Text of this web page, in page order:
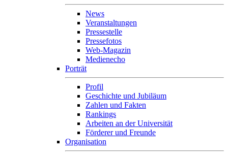
News
Veranstaltungen
Pressestelle
Pressefotos
Web-Magazin
Medienecho
Porträt
Profil
Geschichte und Jubiläum
Zahlen und Fakten
Rankings
Arbeiten an der Universität
Förderer und Freunde
Organisation